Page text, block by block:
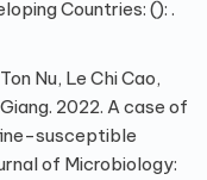
Countries: (): .
Nu, Le Chi Cao,
2022. A case of
susceptible
of Microbiology: